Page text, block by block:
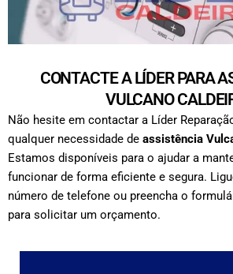
CONTACTE A LÍDER PARA
VULCANO
Não hesite em contactar a Líder
qualquer necessidade de assistência
Estamos disponíveis para o ajudar a
funcionar de forma eficiente e segura.
número de telefone ou preencha o
para solicitar um orçamento.